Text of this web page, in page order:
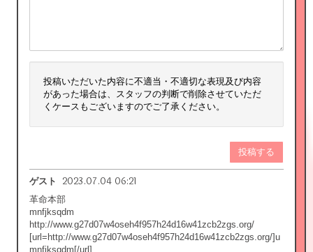
投稿いただいた内容に不適当・不適切な表現及び内容
があった場合は、スタッフの判断で削除させていただ
くケースもございますのでご了承ください。
投稿する
ゲスト 2023.07.04 06:21
革命本部
mnfjksqdm
http://www.g27d07w4oseh4f957h24d16w41zcb2zgs.org/
[url=http://www.g27d07w4oseh4f957h24d16w41zcb2zgs.org/]u
mnfjksqdm[/url]